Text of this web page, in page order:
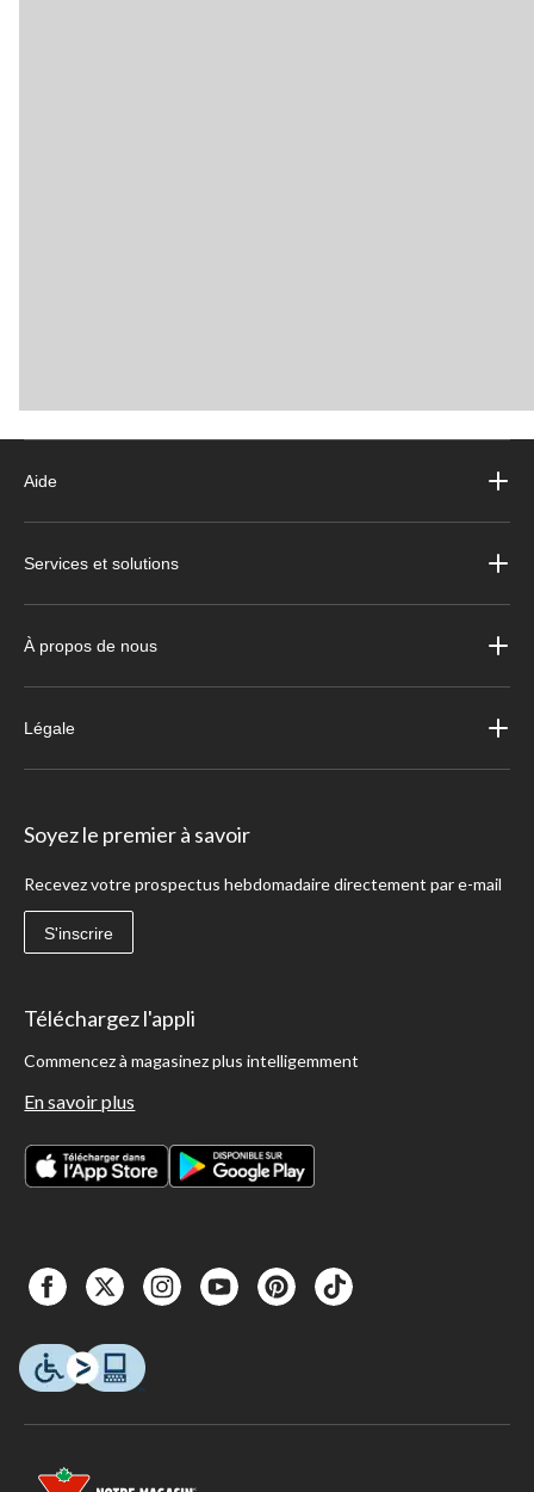
Aide
Services et solutions
À propos de nous
Légale
Soyez le premier à savoir
Recevez votre prospectus hebdomadaire directement par e-mail
S'inscrire
Téléchargez l'appli
Commencez à magasinez plus intelligemment
En savoir plus